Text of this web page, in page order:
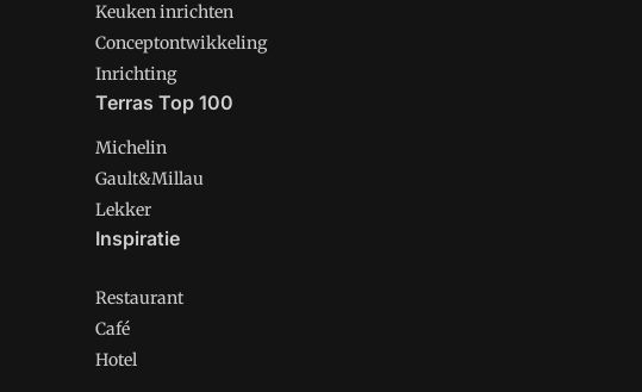
Keuken inrichten
Conceptontwikkeling
Inrichting
Terras Top 100
Michelin
Gault&Millau
Lekker
Inspiratie
Restaurant
Café
Hotel